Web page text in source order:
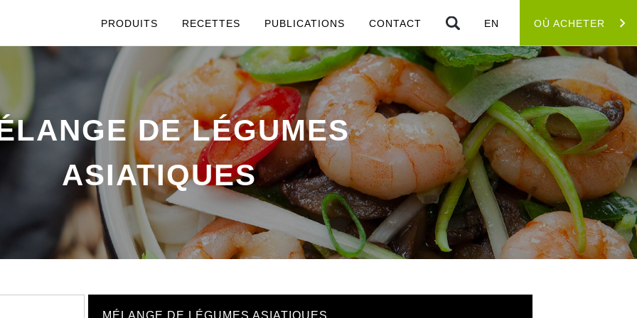
PRODUITS RECETTES PUBLICATIONS CONTACT EN OÙ ACHETER
DE LÉGUMES
ASIATIQUES
MÉLANGE DE LÉGUMES ASIATIQUES